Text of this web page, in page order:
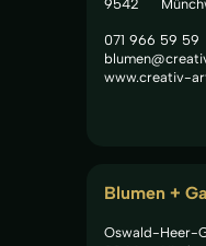
9542
071 966 59 59
www.creativ-
Blumen +
Oswald-Heer-